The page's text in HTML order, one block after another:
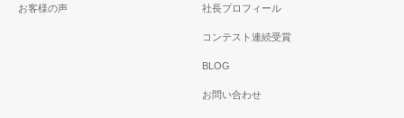
お客様の声 社長プロフィール
コンテスト連続受賞
BLOG
お問い合わせ